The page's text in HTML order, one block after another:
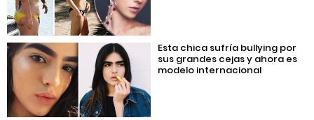
Esta chica sufría bullying por
sus grandes cejas y ahora es
modelo internacional